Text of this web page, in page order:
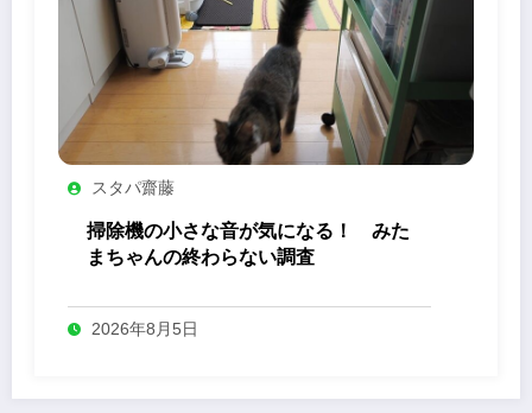
スタパ齋藤
掃除機の小さな音が気になる！ みた
まちゃんの終わらない調査
2026年8月5日